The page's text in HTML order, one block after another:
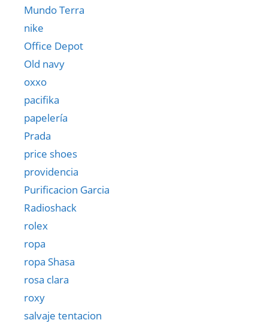
Mundo Terra
nike
Office Depot
Old navy
oxxo
pacifika
papelería
Prada
price shoes
providencia
Purificacion Garcia
Radioshack
rolex
ropa
ropa Shasa
rosa clara
roxy
salvaje tentacion